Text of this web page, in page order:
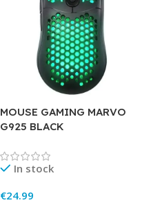
MOUSE GAMING MARVO
G925 BLACK
In stock
€24.99